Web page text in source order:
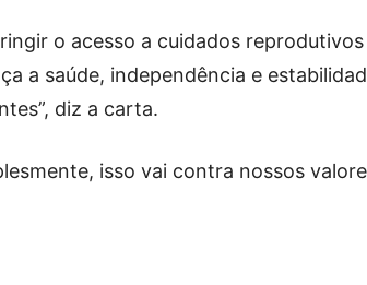
o acesso a cuidados
a saúde, independência e
diz a carta.
isso vai contra nossos